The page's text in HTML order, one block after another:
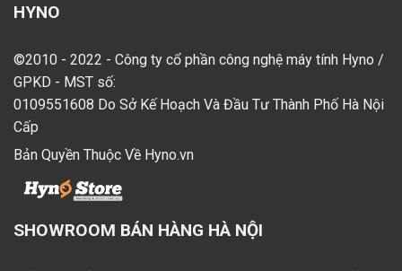
HYNO
©2010 - 2022 - Công ty cổ phần công nghệ máy tính Hyno /
GPKD - MST số:
0109551608 Do Sở Kế Hoạch Và Đầu Tư Thành Phố Hà Nội
Cấp
Bản Quyền Thuộc Về Hyno.vn
SHOWROOM BÁN HÀNG HÀ NỘI